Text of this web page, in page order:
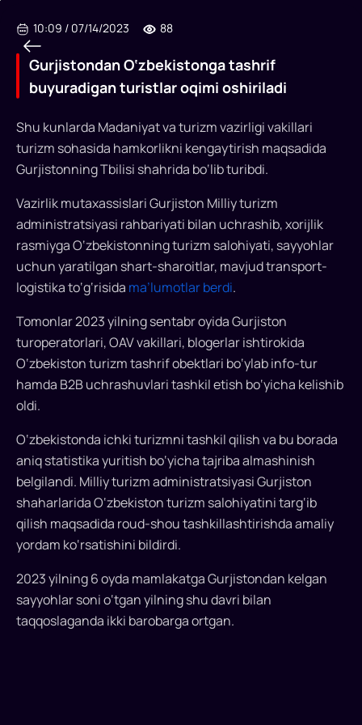
Gurjistondan
O‘zbekistonga
tashrif
buyuradigan
turistlar
oqimi
oshiriladi
2023
yilning
oyda
mamlakatga
Gurjistondan
kelgan
sayyohlar
soni
o‘tgan
yilning
shu
davri
taqqoslaganda
ikki
10:09 / 07/14/2023 88
Gurjistondan O‘zbekistonga tashrif
buyuradigan turistlar oqimi oshiriladi
Shu kunlarda Madaniyat va turizm vazirligi vakillari
turizm sohasida hamkorlikni kengaytirish maqsadida
Gurjistonning Tbilisi shahrida bo‘lib turibdi.
Vazirlik mutaxassislari Gurjiston Milliy turizm
administratsiyasi rahbariyati bilan uchrashib, xorijlik
rasmiyga O‘zbekistonning turizm salohiyati, sayyohlar
uchun yaratilgan shart-sharoitlar, mavjud transport-
logistika to‘g‘risida ma’lumotlar berdi.
Tomonlar 2023 yilning sentabr oyida Gurjiston
turoperatorlari, OAV vakillari, blogerlar ishtirokida
O‘zbekiston turizm tashrif obektlari bo‘ylab info-tur
hamda B2B uchrashuvlari tashkil etish bo‘yicha kelishib
oldi.
O‘zbekistonda ichki turizmni tashkil qilish va bu borada
aniq statistika yuritish bo‘yicha tajriba almashinish
belgilandi. Milliy turizm administratsiyasi Gurjiston
shaharlarida O‘zbekiston turizm salohiyatini targ‘ib
qilish maqsadida roud-shou tashkillashtirishda amaliy
yordam ko‘rsatishini bildirdi.
2023 yilning 6 oyda mamlakatga Gurjistondan kelgan
sayyohlar soni o‘tgan yilning shu davri bilan
taqqoslaganda ikki barobarga ortgan.